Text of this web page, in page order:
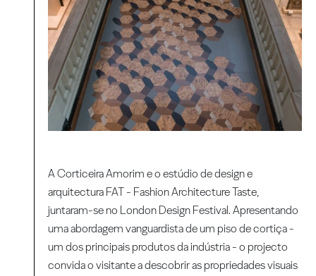
A Corticeira Amorim e o estúdio de design e
arquitectura FAT - Fashion Architecture Taste,
juntaram-se no London Design Festival. Apresentando
uma abordagem vanguardista de um piso de cortiça -
um dos principais produtos da indústria - o projecto
convida o visitante a descobrir as propriedades visuais